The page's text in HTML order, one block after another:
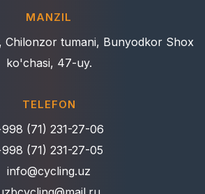
MANZIL
Chilonzor tumani, Bunyodkor Shox
ko'chasi, 47-uy.
TELEFON
(71) 231-27-06
(71) 231-27-05
info@cycling.uz